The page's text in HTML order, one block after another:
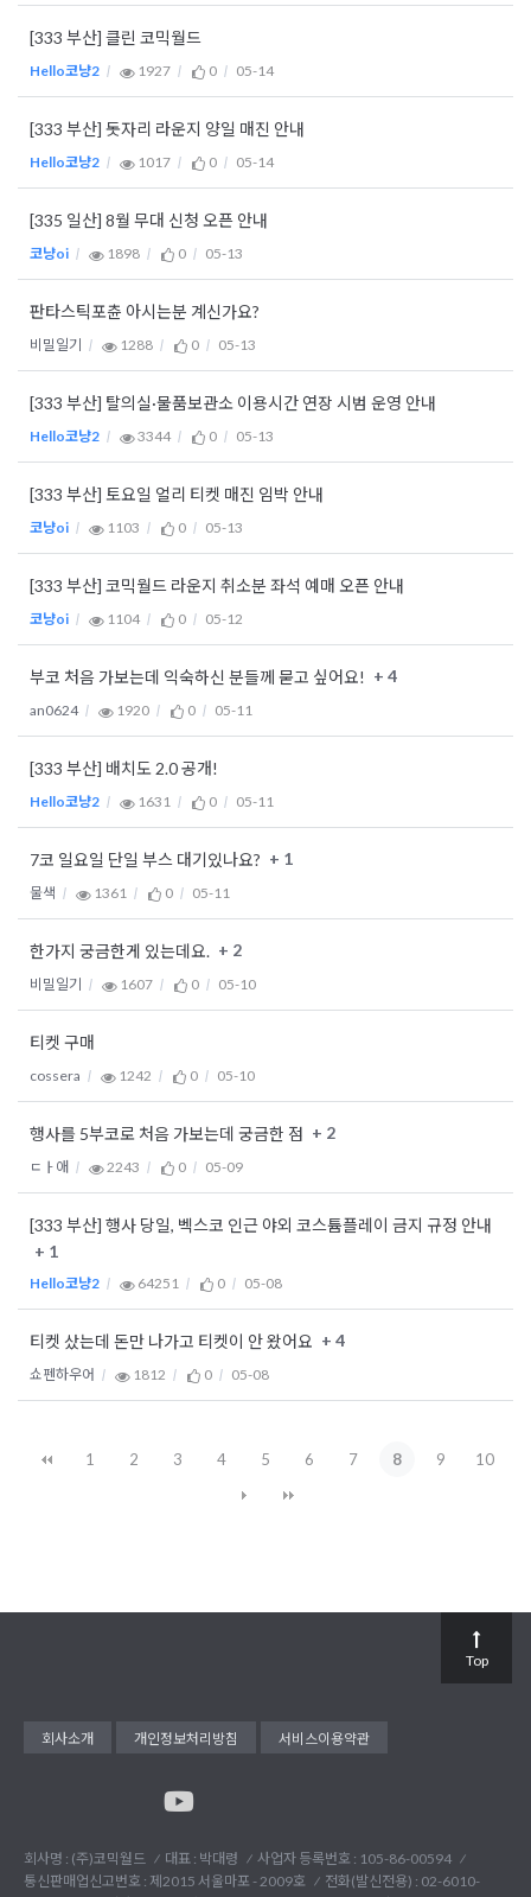
[333 부산] 클린 코믹월드
Hello코냥2 1927 0 05-14
[333 부산] 돗자리 라운지 양일 매진 안내
Hello코냥2 1017 0 05-14
[335 일산] 8월 무대 신청 오픈 안내
코냥oi 1898 0 05-13
판타스틱포츈 아시는분 계신가요?
비밀일기 1288 0 05-13
[333 부산] 탈의실·물품보관소 이용시간 연장 시범 운영 안내
Hello코냥2 3344 0 05-13
[333 부산] 토요일 얼리 티켓 매진 임박 안내
코냥oi 1103 0 05-13
[333 부산] 코믹월드 라운지 취소분 좌석 예매 오픈 안내
코냥oi 1104 0 05-12
부코 처음 가보는데 익숙하신 분들께 묻고 싶어요! + 4
an0624 1920 0 05-11
[333 부산] 배치도 2.0 공개!
Hello코냥2 1631 0 05-11
7코 일요일 단일 부스 대기있나요? + 1
물색 1361 0 05-11
한가지 궁금한게 있는데요. + 2
비밀일기 1607 0 05-10
티켓 구매
cossera 1242 0 05-10
행사를 5부코로 처음 가보는데 궁금한 점 + 2
ㄷㅏ애 2243 0 05-09
[333 부산] 행사 당일, 벡스코 인근 야외 코스튬플레이 금지 규정 안내
+ 1
Hello코냥2 64251 0 05-08
티켓 샀는데 돈만 나가고 티켓이 안 왔어요 + 4
쇼펜하우어 1812 0 05-08
1 2 3 4 5 6 7 8 9 10
회사소개 개인정보처리방침 서비스이용약관
회사명 : (주)코믹월드 대표 : 박대령
사업자 등록번호 : 105-86-00594
통신판매업신고번호 : 제2015 서울마포 - 2009호
전화(발신전용) : 02-6010-
Top